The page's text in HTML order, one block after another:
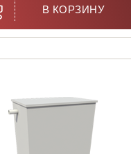
В КОРЗИНУ